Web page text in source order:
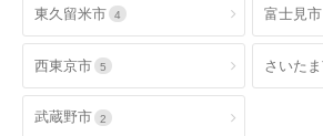
東久留米市 4 富士見市
西東京市 5 さいた
武蔵野市 2